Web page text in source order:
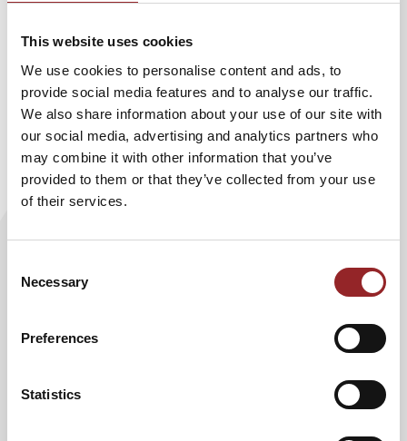
This website uses cookies
We use cookies to personalise content and ads, to
provide social media features and to analyse our traffic.
We also share information about your use of our site with
our social media, advertising and analytics partners who
may combine it with other information that you’ve
provided to them or that they’ve collected from your use
of their services.
Selection
Necessary
Preferences
Statistics
verankert werden. Dabei setzt Dr. Roland Nolte auf das
Wie bereits der renommierte Managementdenker Dieter
Lange formulierte: „Verstehen bekommt im Leben immer
den Trostpreis, Erleben immer den Hauptpreis.“
Genau dieser Gedanke bildet die Grundlage der Workshop-
Konzepte. Die Teilnehmenden erfahren unmittelbar,
Veränderung auslösen und wie erfolgreiche Führung diese
Für Unternehmen entsteht dadurch ein besonderer
Mehrwert. Führungskräfte lernen, Veränderungsphasen
besser zu erkennen und aktiv zu begleiten. Teams
Kommunikation und Vertrauen. Gleichzeitig werden die
Inhalte der Keynotes nachhaltig gefestigt und direkt auf